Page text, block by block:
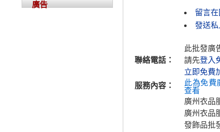
留言
發送私
聯絡電話：
此批發廣
請先登入
立即免費
服務內容：
此為免費
查看
廣州衣品
廣州衣品
發飾品批
廣告